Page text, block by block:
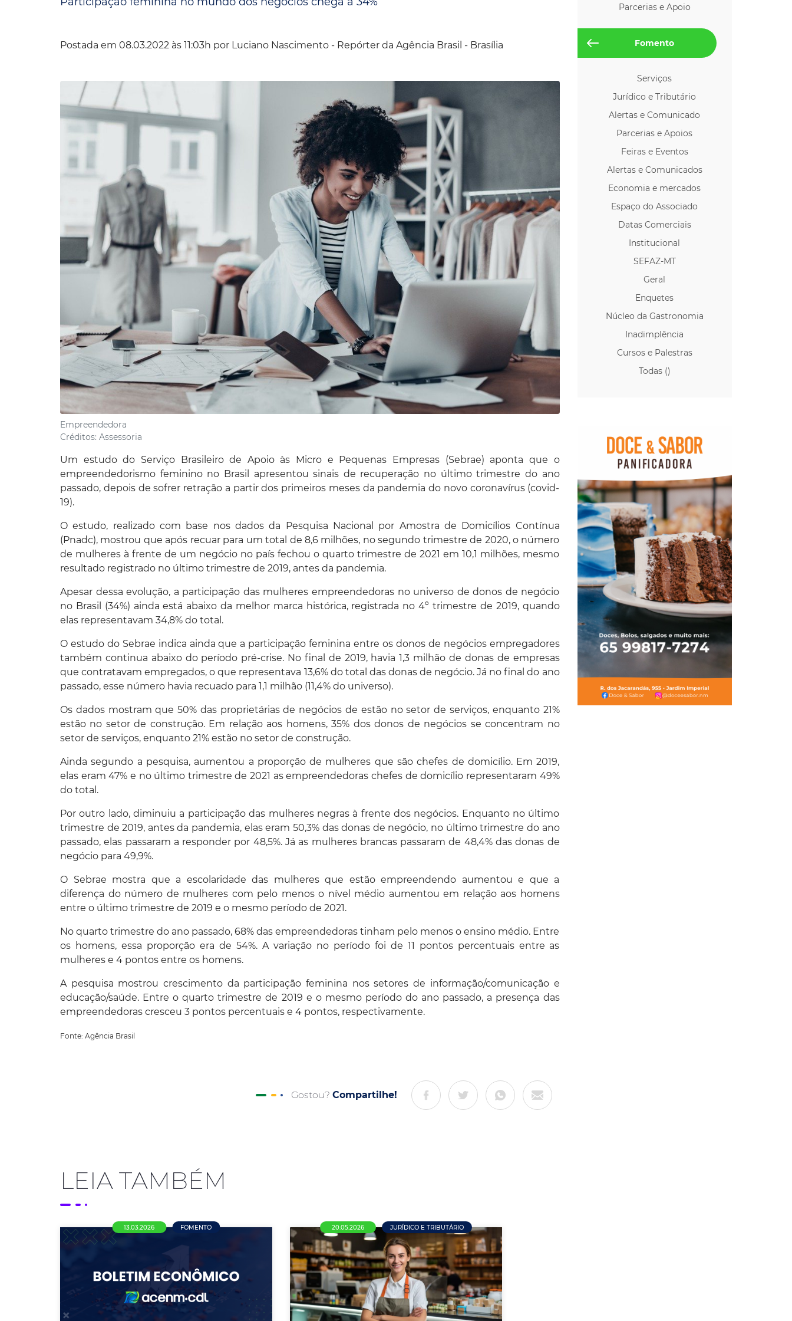
Convênio Mix da Saúde
Postada em 08.03.2022 às 11:03h por Luciano Nascimento - Repórter da Agência Brasil - Brasília
Empreendedora
Créditos: Assessoria
Um estudo do Serviço Brasileiro de Apoio às Micro e Pequenas Empresas (Sebrae) aponta que o
empreendedorismo feminino no Brasil apresentou sinais de recuperação no último trimestre do ano
passado, depois de sofrer retração a partir dos primeiros meses da pandemia do novo coronavírus (covid-
19).
O estudo, realizado com base nos dados da Pesquisa Nacional por Amostra de Domicílios Contínua
(Pnadc), mostrou que após recuar para um total de 8,6 milhões, no segundo trimestre de 2020, o número
de mulheres à frente de um negócio no país fechou o quarto trimestre de 2021 em 10,1 milhões, mesmo
resultado registrado no último trimestre de 2019, antes da pandemia.
Apesar dessa evolução, a participação das mulheres empreendedoras no universo de donos de negócio
no Brasil (34%) ainda está abaixo da melhor marca histórica, registrada no 4º trimestre de 2019, quando
elas representavam 34,8% do total.
O estudo do Sebrae indica ainda que a participação feminina entre os donos de negócios empregadores
também continua abaixo do período pré-crise. No final de 2019, havia 1,3 milhão de donas de empresas
que contratavam empregados, o que representava 13,6% do total das donas de negócio. Já no final do ano
passado, esse número havia recuado para 1,1 milhão (11,4% do universo).
Os dados mostram que 50% das proprietárias de negócios de estão no setor de serviços, enquanto 21%
estão no setor de construção. Em relação aos homens, 35% dos donos de negócios se concentram no
setor de serviços, enquanto 21% estão no setor de construção.
Ainda segundo a pesquisa, aumentou a proporção de mulheres que são chefes de domicílio. Em 2019,
elas eram 47% e no último trimestre de 2021 as empreendedoras chefes de domicílio representaram 49%
do total.
Por outro lado, diminuiu a participação das mulheres negras à frente dos negócios. Enquanto no último
trimestre de 2019, antes da pandemia, elas eram 50,3% das donas de negócio, no último trimestre do ano
passado, elas passaram a responder por 48,5%. Já as mulheres brancas passaram de 48,4% das donas de
negócio para 49,9%.
O Sebrae mostra que a escolaridade das mulheres que estão empreendendo aumentou e que a
diferença do número de mulheres com pelo menos o nível médio aumentou em relação aos homens
entre o último trimestre de 2019 e o mesmo período de 2021.
No quarto trimestre do ano passado, 68% das empreendedoras tinham pelo menos o ensino médio. Entre
os homens, essa proporção era de 54%. A variação no período foi de 11 pontos percentuais entre as
mulheres e 4 pontos entre os homens.
A pesquisa mostrou crescimento da participação feminina nos setores de informação/comunicação e
educação/saúde. Entre o quarto trimestre de 2019 e o mesmo período do ano passado, a presença das
empreendedoras cresceu 3 pontos percentuais e 4 pontos, respectivamente.
Fonte: Agência Brasil
Gostou? Compartilhe!
Parcerias e Apoio
Fomento
Serviços
Jurídico e Tributário
Alertas e Comunicado
Parcerias e Apoios
Feiras e Eventos
Alertas e Comunicados
Economia e mercados
Espaço do Associado
Datas Comerciais
Institucional
SEFAZ-MT
Geral
Enquetes
Núcleo da Gastronomia
Inadimplência
Cursos e Palestras
Todas ()
LEIA TAMBÉM
13.03.2026 FOMENTO
Boletim Econômico AcenmCDL |
13/março
20.05.2026 JURÍDICO E TRIBUTÁRIO
Comércio em Nova Mutum terá
novo piso salarial de R$ 1.715 a
partir de maio de 2026